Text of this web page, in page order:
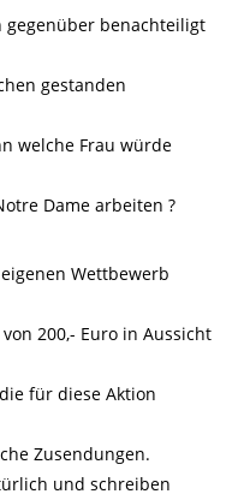
benachteiligt
gestanden
welche Frau würde
Dame arbeiten ?
Wettbewerb
200,- Euro in Aussicht
für diese Aktion
Zusendungen.
und schreiben